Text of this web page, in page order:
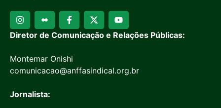
Diretor de Comunicação e Relações Públicas:
Montemar Onishi
comunicacao@anffasindical.org.br
Jornalista: